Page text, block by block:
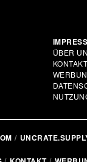
ÜBER